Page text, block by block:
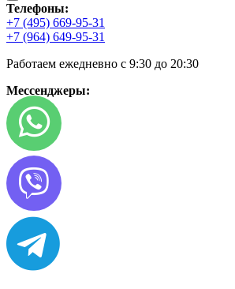
Телефоны:
+7 (495) 669-95-31
+7 (964) 649-95-31
Работаем ежедневно с 9:30 до 20:30
Мессенджеры: